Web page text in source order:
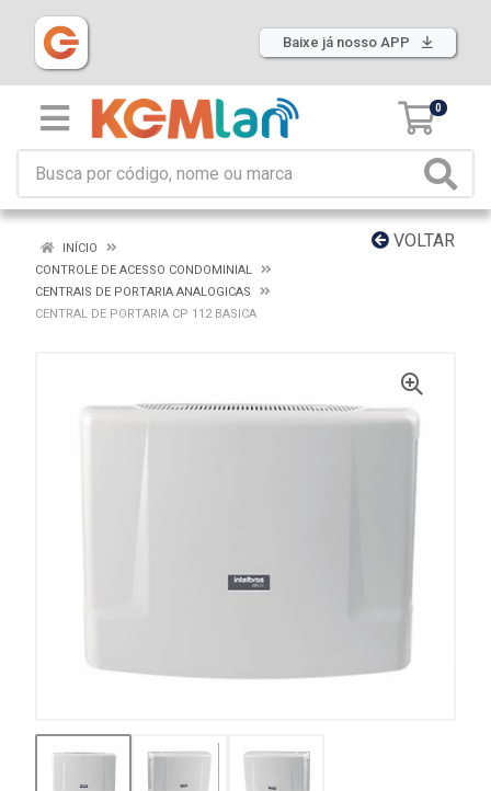
Baixe já nosso APP
0
VOLTAR
INÍCIO
CONTROLE DE ACESSO CONDOMINIAL
CENTRAIS DE PORTARIA ANALOGICAS
CENTRAL DE PORTARIA CP 112 BASICA